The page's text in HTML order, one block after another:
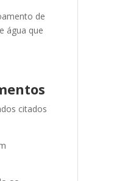
de
água que
citados